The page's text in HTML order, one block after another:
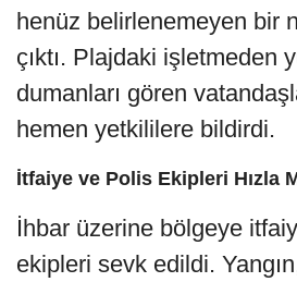
henüz belirlenemeyen bir
çıktı. Plajdaki işletmeden
dumanları gören
hemen yetkililere bildirdi.
İtfaiye ve Polis Ekipleri Hızla
İhbar üzerine bölgeye
ekipleri sevk edildi.